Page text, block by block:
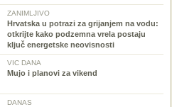
ZANIMLJIVO
Hrvatska u potrazi za grijanjem na vodu:
otkrijte kako podzemna vrela postaju
ključ energetske neovisnosti
VIC DANA
Mujo i planovi za vikend
DANAS